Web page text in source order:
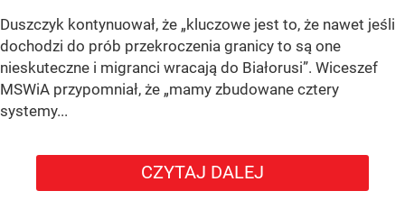
Duszczyk kontynuował, że „kluczowe jest to, że nawet jeśli
dochodzi do prób przekroczenia granicy to są one
nieskuteczne i migranci wracają do Białorusi”. Wiceszef
MSWiA przypomniał, że „mamy zbudowane cztery
systemy...
CZYTAJ DALEJ